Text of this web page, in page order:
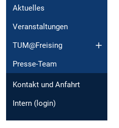
Aktuelles
Veranstaltungen
TUM@Freising
Presse-Team
Kontakt und Anfahrt
Intern (login)